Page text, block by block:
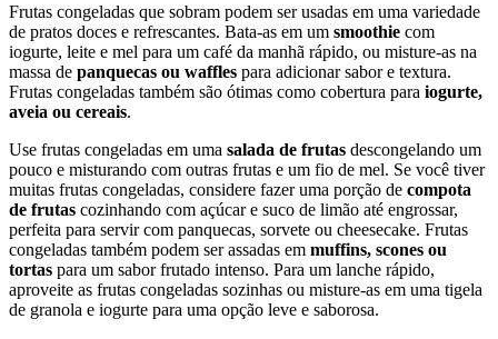
Frutas congeladas que sobram podem ser usadas em uma variedade
de pratos doces e refrescantes. Bata-as em um smoothie com
iogurte, leite e mel para um café da manhã rápido, ou misture-as na
massa de panquecas ou waffles para adicionar sabor e textura.
Frutas congeladas também são ótimas como cobertura para iogurte,
aveia ou cereais.
Use frutas congeladas em uma salada de frutas descongelando um
pouco e misturando com outras frutas e um fio de mel. Se você tiver
muitas frutas congeladas, considere fazer uma porção de compota
de frutas cozinhando com açúcar e suco de limão até engrossar,
perfeita para servir com panquecas, sorvete ou cheesecake. Frutas
congeladas também podem ser assadas em muffins, scones ou
tortas para um sabor frutado intenso. Para um lanche rápido,
aproveite as frutas congeladas sozinhas ou misture-as em uma tigela
de granola e iogurte para uma opção leve e saborosa.